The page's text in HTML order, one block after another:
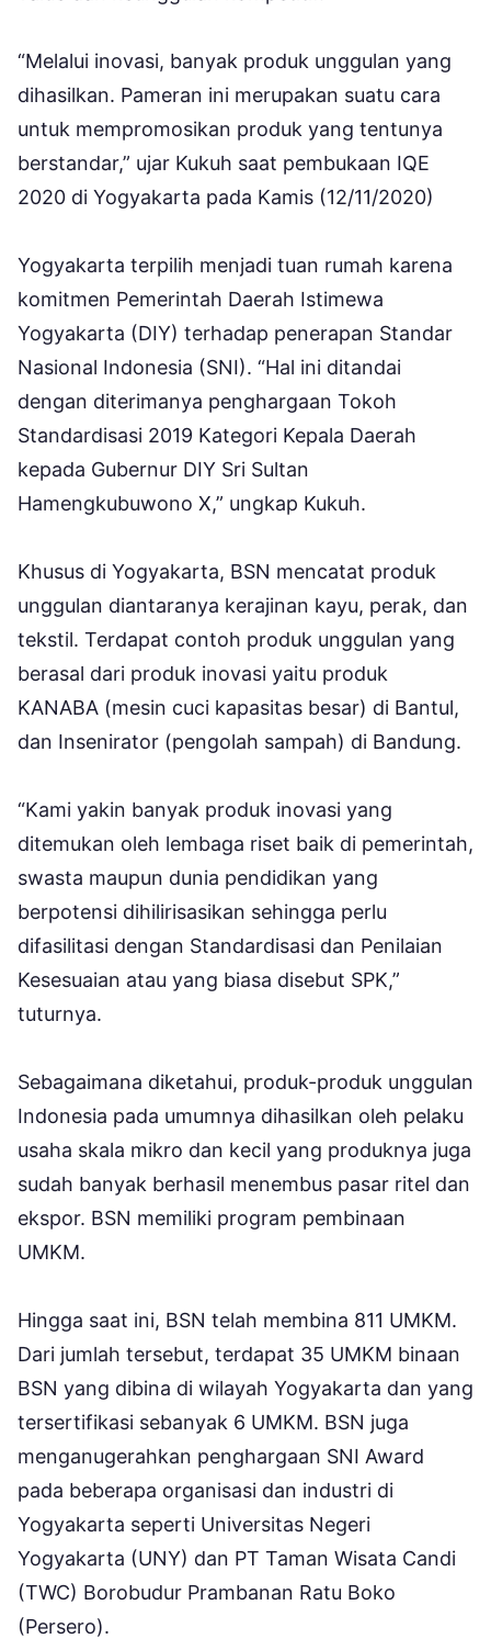
“Melalui inovasi, banyak produk unggulan yang
dihasilkan. Pameran ini merupakan suatu cara
untuk mempromosikan produk yang tentunya
berstandar,” ujar Kukuh saat pembukaan IQE
2020 di Yogyakarta pada Kamis (12/11/2020)
Yogyakarta terpilih menjadi tuan rumah karena
komitmen Pemerintah Daerah Istimewa
Yogyakarta (DIY) terhadap penerapan Standar
Nasional Indonesia (SNI). “Hal ini ditandai
dengan diterimanya penghargaan Tokoh
Standardisasi 2019 Kategori Kepala Daerah
kepada Gubernur DIY Sri Sultan
Hamengkubuwono X,” ungkap Kukuh.
Khusus di Yogyakarta, BSN mencatat produk
unggulan diantaranya kerajinan kayu, perak, dan
tekstil. Terdapat contoh produk unggulan yang
berasal dari produk inovasi yaitu produk
KANABA (mesin cuci kapasitas besar) di Bantul,
dan Insenirator (pengolah sampah) di Bandung.
“Kami yakin banyak produk inovasi yang
ditemukan oleh lembaga riset baik di pemerintah,
swasta maupun dunia pendidikan yang
berpotensi dihilirisasikan sehingga perlu
difasilitasi dengan Standardisasi dan Penilaian
Kesesuaian atau yang biasa disebut SPK,”
tuturnya.
Sebagaimana diketahui, produk-produk unggulan
Indonesia pada umumnya dihasilkan oleh pelaku
usaha skala mikro dan kecil yang produknya juga
sudah banyak berhasil menembus pasar ritel dan
ekspor. BSN memiliki program pembinaan
UMKM.
Hingga saat ini, BSN telah membina 811 UMKM.
Dari jumlah tersebut, terdapat 35 UMKM binaan
BSN yang dibina di wilayah Yogyakarta dan yang
tersertifikasi sebanyak 6 UMKM. BSN juga
menganugerahkan penghargaan SNI Award
pada beberapa organisasi dan industri di
Yogyakarta seperti Universitas Negeri
Yogyakarta (UNY) dan PT Taman Wisata Candi
(TWC) Borobudur Prambanan Ratu Boko
(Persero).